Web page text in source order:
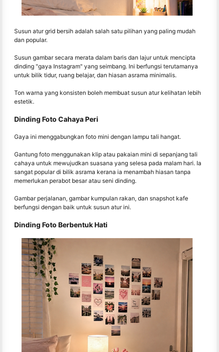
Susun atur grid bersih adalah salah satu pilihan yang paling mudah
dan popular.
Susun gambar secara merata dalam baris dan lajur untuk mencipta
dinding "gaya Instagram" yang seimbang. Ini berfungsi terutamanya
untuk bilik tidur, ruang belajar, dan hiasan asrama minimalis.
Ton warna yang konsisten boleh membuat susun atur kelihatan lebih
estetik.
Dinding Foto Cahaya Peri
Gaya ini menggabungkan foto mini dengan lampu tali hangat.
Gantung foto menggunakan klip atau pakaian mini di sepanjang tali
cahaya untuk mewujudkan suasana yang selesa pada malam hari. Ia
sangat popular di bilik asrama kerana ia menambah hiasan tanpa
memerlukan perabot besar atau seni dinding.
Gambar perjalanan, gambar kumpulan rakan, dan snapshot kafe
berfungsi dengan baik untuk susun atur ini.
Dinding Foto Berbentuk Hati